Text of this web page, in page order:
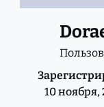
10 ноября,